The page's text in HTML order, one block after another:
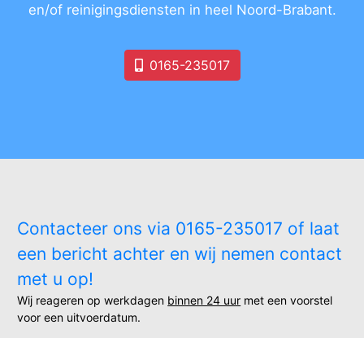
en/of reinigingsdiensten in heel Noord-Brabant.
0165-235017
Contacteer ons via 0165-235017 of laat
een bericht achter en wij nemen contact
met u op!
Wij reageren op werkdagen binnen 24 uur met een voorstel
voor een uitvoerdatum.